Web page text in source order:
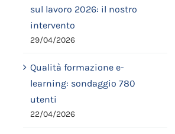
sul lavoro 2026: il nostro
intervento
29/04/2026
Qualità formazione e-
learning: sondaggio 780
utenti
22/04/2026